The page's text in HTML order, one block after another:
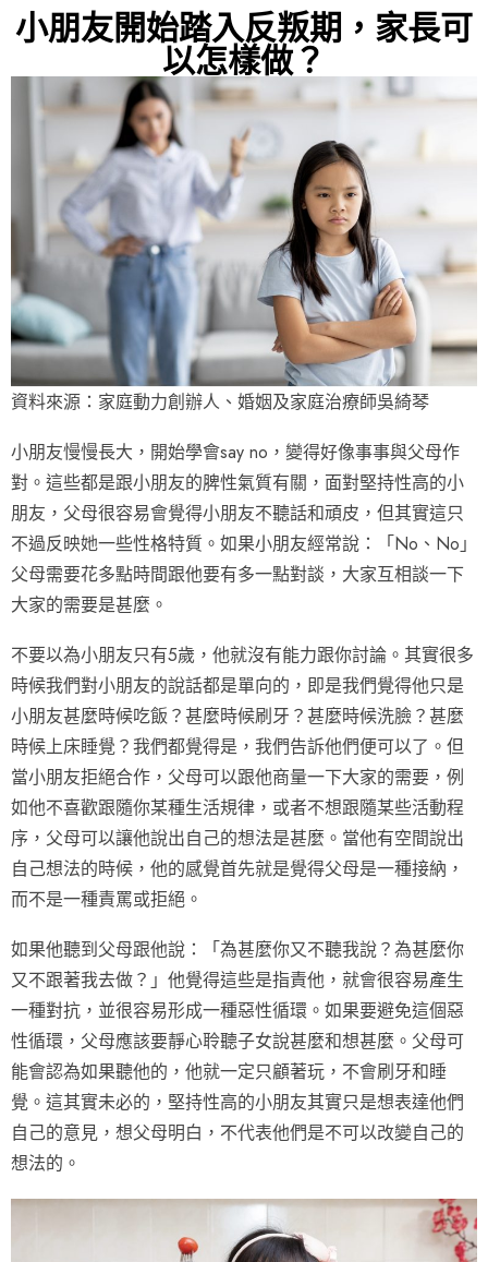
小朋友開始踏入反叛期，家長可
以怎樣做？
資料來源：家庭動力創辦人、婚姻及家庭治療師吳綺琴
小朋友慢慢長大，開始學會say no，變得好像事事與父母作
對。這些都是跟小朋友的脾性氣質有關，面對堅持性高的小
朋友，父母很容易會覺得小朋友不聽話和頑皮，但其實這只
不過反映她一些性格特質。如果小朋友經常說：「No、No」
父母需要花多點時間跟他要有多一點對談，大家互相談一下
大家的需要是甚麼。
不要以為小朋友只有5歲，他就沒有能力跟你討論。其實很多
時候我們對小朋友的說話都是單向的，即是我們覺得他只是
小朋友甚麼時候吃飯？甚麼時候刷牙？甚麼時候洗臉？甚麼
時候上床睡覺？我們都覺得是，我們告訴他們便可以了。但
當小朋友拒絕合作，父母可以跟他商量一下大家的需要，例
如他不喜歡跟隨你某種生活規律，或者不想跟隨某些活動程
序，父母可以讓他說出自己的想法是甚麼。當他有空間說出
自己想法的時候，他的感覺首先就是覺得父母是一種接納，
而不是一種責罵或拒絕。
如果他聽到父母跟他說：「為甚麼你又不聽我說？為甚麼你
又不跟著我去做？」他覺得這些是指責他，就會很容易產生
一種對抗，並很容易形成一種惡性循環。如果要避免這個惡
性循環，父母應該要靜心聆聽子女說甚麼和想甚麼。父母可
能會認為如果聽他的，他就一定只顧著玩，不會刷牙和睡
覺。這其實未必的，堅持性高的小朋友其實只是想表達他們
自己的意見，想父母明白，不代表他們是不可以改變自己的
想法的。